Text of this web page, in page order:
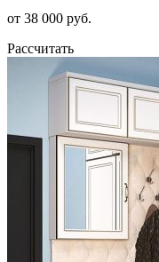
от 38 000 руб.
Рассчитать